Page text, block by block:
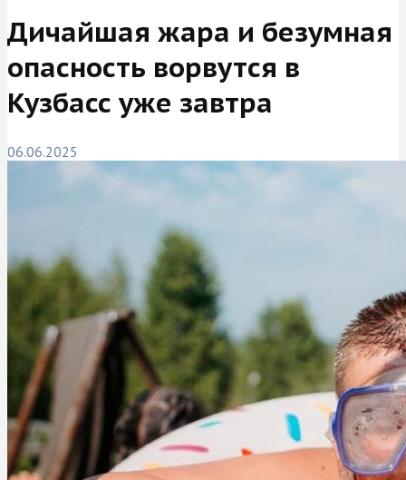
Дичайшая жара и безумная
опасность ворвутся в
Кузбасс уже завтра
06.06.2025